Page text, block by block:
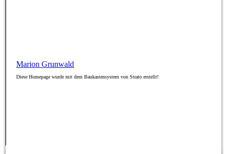
Marion Grunwald
Diese Homepage wurde mit dem Baukastensystem von Strato erstellt!